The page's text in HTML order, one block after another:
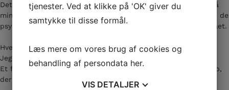
Det har jeg haft mange, der gjort igennem årene. Det var også
min egen start. Men som årene er gået, har jeg set værdien, i de
psykiske forandringer jeg selv, og mine klienter har gennemgået.
Hver behandling har en fysisk og psykisk overskrift.
Jeg vil kort gennemgå dem.
Et forløb hos mig, er på 12 individuelle behandlinger. Et forløb,
der lader kroppen gentage dit livsforløb.
tjenester. Ved at klikke på 'OK' giver du
samtykke til disse formål.
Læs mere om vores brug af cookies og
behandling af persondata her.
VIS DETALJER